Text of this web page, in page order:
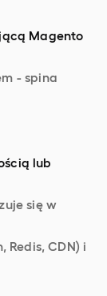
Magento
- spina
lub
się w
Redis, CDN) i